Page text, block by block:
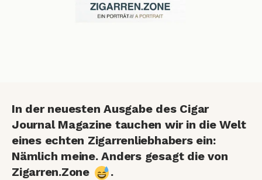
In der neuesten Ausgabe des Cigar
Journal Magazine tauchen wir in die Welt
eines echten Zigarrenliebhabers ein:
Nämlich meine. Anders gesagt die von
Zigarren.Zone
.